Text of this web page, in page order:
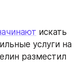
искать
услуги на
разместил